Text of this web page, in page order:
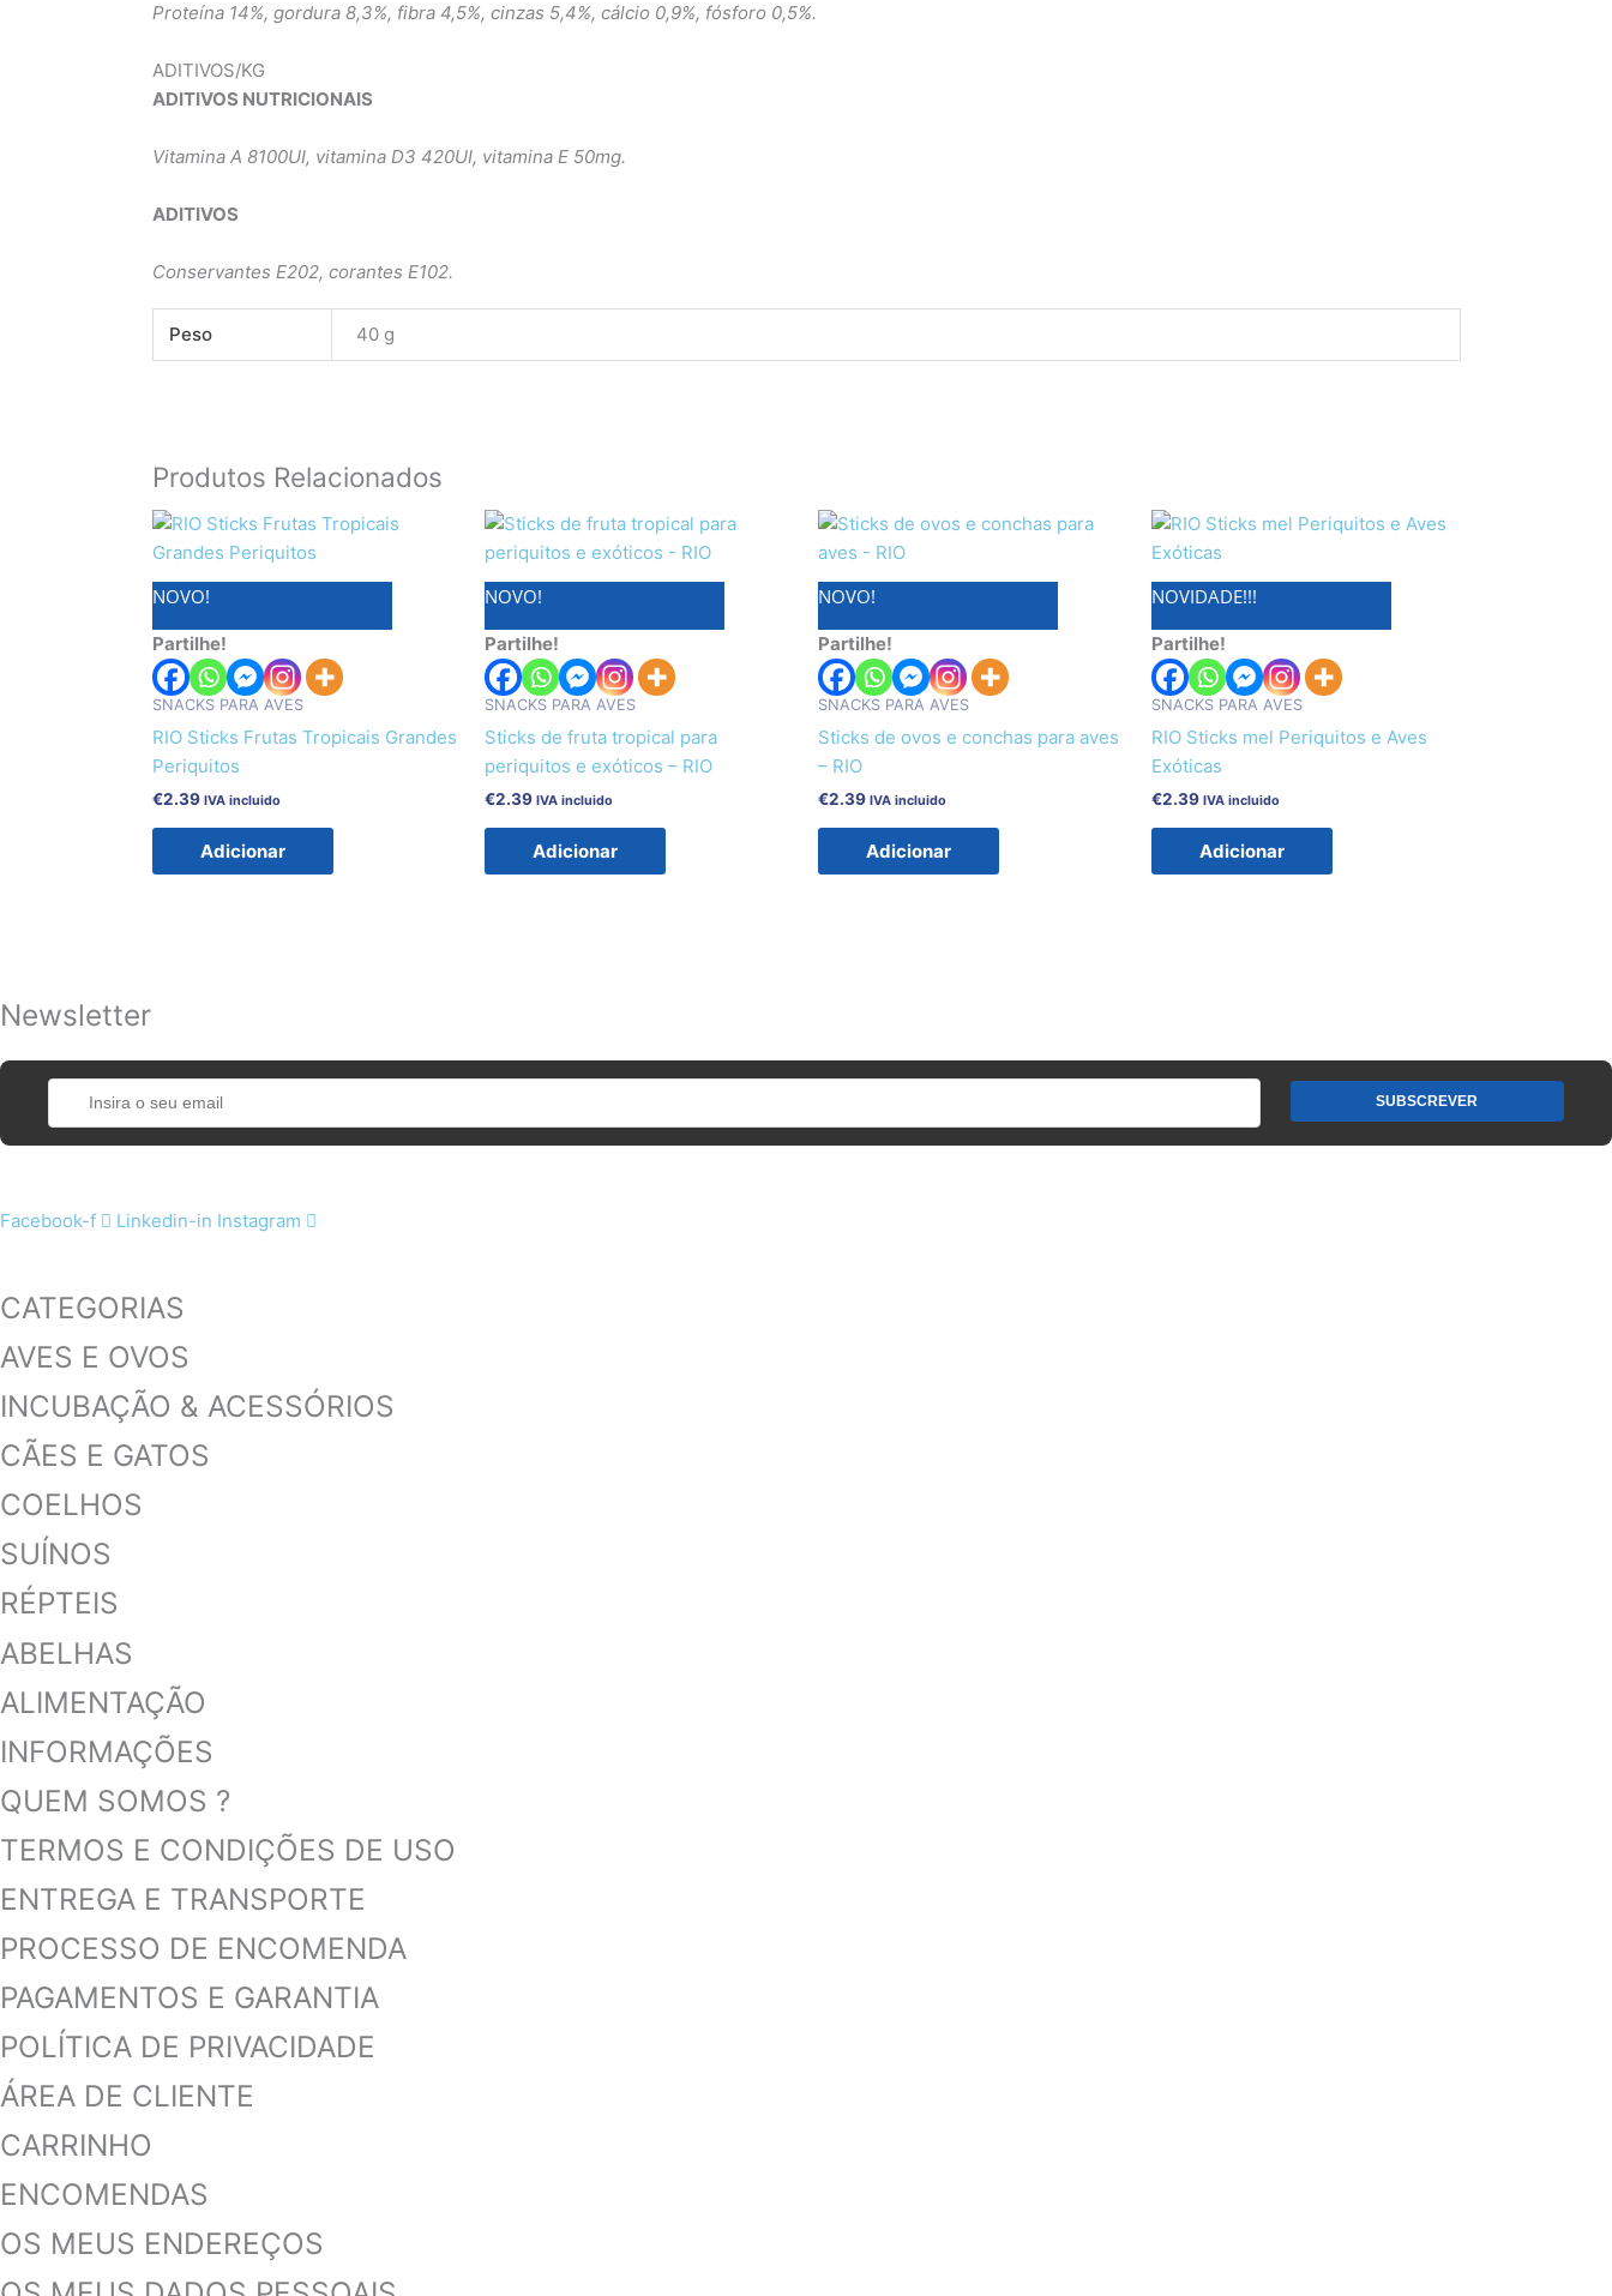
Proteína 14%, gordura 8,3%, fibra 4,5%, cinzas 5,4%, cálcio 0,9%, fósforo 0,5%.
ADITIVOS/KG
ADITIVOS NUTRICIONAIS
Vitamina A 8100UI, vitamina D3 420UI, vitamina E 50mg.
ADITIVOS
Conservantes E202, corantes E102.
Peso 40 g
Produtos Relacionados
NOVO!
Partilhe!
SNACKS PARA AVES
RIO Sticks Frutas Tropicais Grandes
Periquitos
€2.39 IVA incluido
Adicionar
NOVO!
Partilhe!
SNACKS PARA AVES
Sticks de fruta tropical para
periquitos e exóticos – RIO
€2.39 IVA incluido
Adicionar
NOVO!
Partilhe!
SNACKS PARA AVES
Sticks de ovos e conchas para aves
– RIO
€2.39 IVA incluido
Adicionar
NOVIDADE!!!
Partilhe!
SNACKS PARA AVES
RIO Sticks mel Periquitos e Aves
Exóticas
€2.39 IVA incluido
Adicionar
Newsletter
Facebook-f Linkedin-in Instagram
CATEGORIAS
AVES E OVOS
INCUBAÇÃO & ACESSÓRIOS
CÃES E GATOS
COELHOS
SUÍNOS
RÉPTEIS
ABELHAS
ALIMENTAÇÃO
INFORMAÇÕES
QUEM SOMOS ?
TERMOS E CONDIÇÕES DE USO
ENTREGA E TRANSPORTE
PROCESSO DE ENCOMENDA
PAGAMENTOS E GARANTIA
POLÍTICA DE PRIVACIDADE
ÁREA DE CLIENTE
CARRINHO
ENCOMENDAS
OS MEUS ENDEREÇOS